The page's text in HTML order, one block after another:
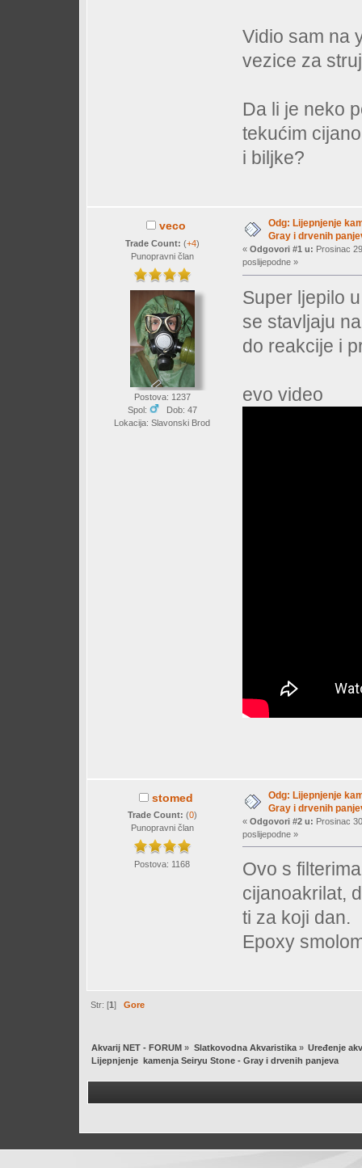
Vidio sam na
vezice za
Da li je neko
tekućim
i biljke?
veco
Trade Count: (+4)
Punopravni član
Postova: 1237
Spol:
Dob: 47
Lokacija: Slavonski Brod
Odg: Lijepnjenje
Gray i drvenih
« Odgovori #1 u: Prosinac
poslijepodne »
Super ljepilo
se stavljaju
do reakcije i
evo video
stomed
Trade Count: (0)
Punopravni član
Postova: 1168
Odg: Lijepnjenje
Gray i drvenih
« Odgovori #2 u: Prosinac
poslijepodne »
Ovo s
cijanoakrilat,
ti za koji dan.
Epoxy
Str: [1]Gore
Akvarij NET - FORUM » Slatkovodna Akvaristika» Uređenje
Lijepnjenje  kamenja Seiryu Stone - Gray i drvenih panjeva